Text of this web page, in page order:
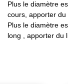
Plus le diamètre
cours, apporter
Plus le diamètre
long , apporter du